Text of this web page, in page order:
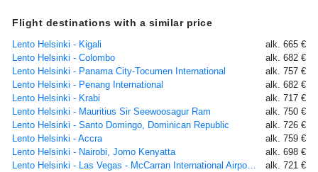
Flight destinations with a similar price
Lento Helsinki - Kigali
alk. 665 €
Lento Helsinki - Colombo
alk. 682 €
Lento Helsinki - Panama City-Tocumen International
alk. 757 €
Lento Helsinki - Penang International
alk. 682 €
Lento Helsinki - Krabi
alk. 717 €
Lento Helsinki - Mauritius Sir Seewoosagur Ram
alk. 750 €
Lento Helsinki - Santo Domingo, Dominican Republic
alk. 726 €
Lento Helsinki - Accra
alk. 759 €
Lento Helsinki - Nairobi, Jomo Kenyatta
alk. 698 €
Lento Helsinki - Las Vegas - McCarran International Airport, NV
alk. 721 €